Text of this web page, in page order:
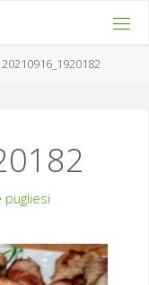
20210916_1920182